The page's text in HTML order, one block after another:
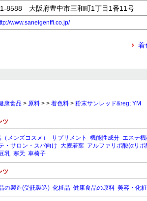
8588 大阪府豊中市三和町1丁目1番11号
www.saneigenffi.co.jp/
着
康食品 > 原料 > > 着色料 > 粉末サンレッド&reg; YM
ツ
メンズコスメ） サプリメント 機能性成分 エステ
・サロン・スパ向け 大麦若葉 アルファリポ酸(αリポ
乳 寒天 車椅子
ツ
の製造(受託製造) 化粧品 健康食品の原料 美容・化